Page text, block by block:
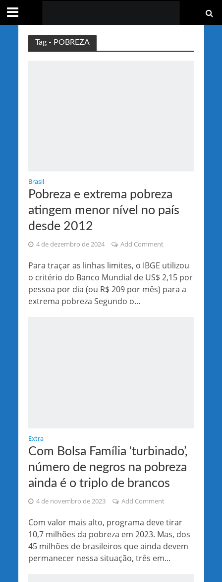
Tag - POBREZA
Brasil
Pobreza e extrema pobreza
atingem menor nível no país
desde 2012
4 de dezembro de 2024 Add Comment
Para traçar as linhas limites, o IBGE utilizou
o critério do Banco Mundial de US$ 2,15 por
pessoa por dia (ou R$ 209 por mês) para a
extrema pobreza Segundo o...
Extra
Com Bolsa Família ‘turbinado’,
número de negros na pobreza
ainda é o triplo de brancos
4 de novembro de 2023 Add Comment
Com valor mais alto, programa deve tirar
10,7 milhões da pobreza em 2023. Mas, dos
45 milhões de brasileiros que ainda devem
permanecer nessa situação, três em...